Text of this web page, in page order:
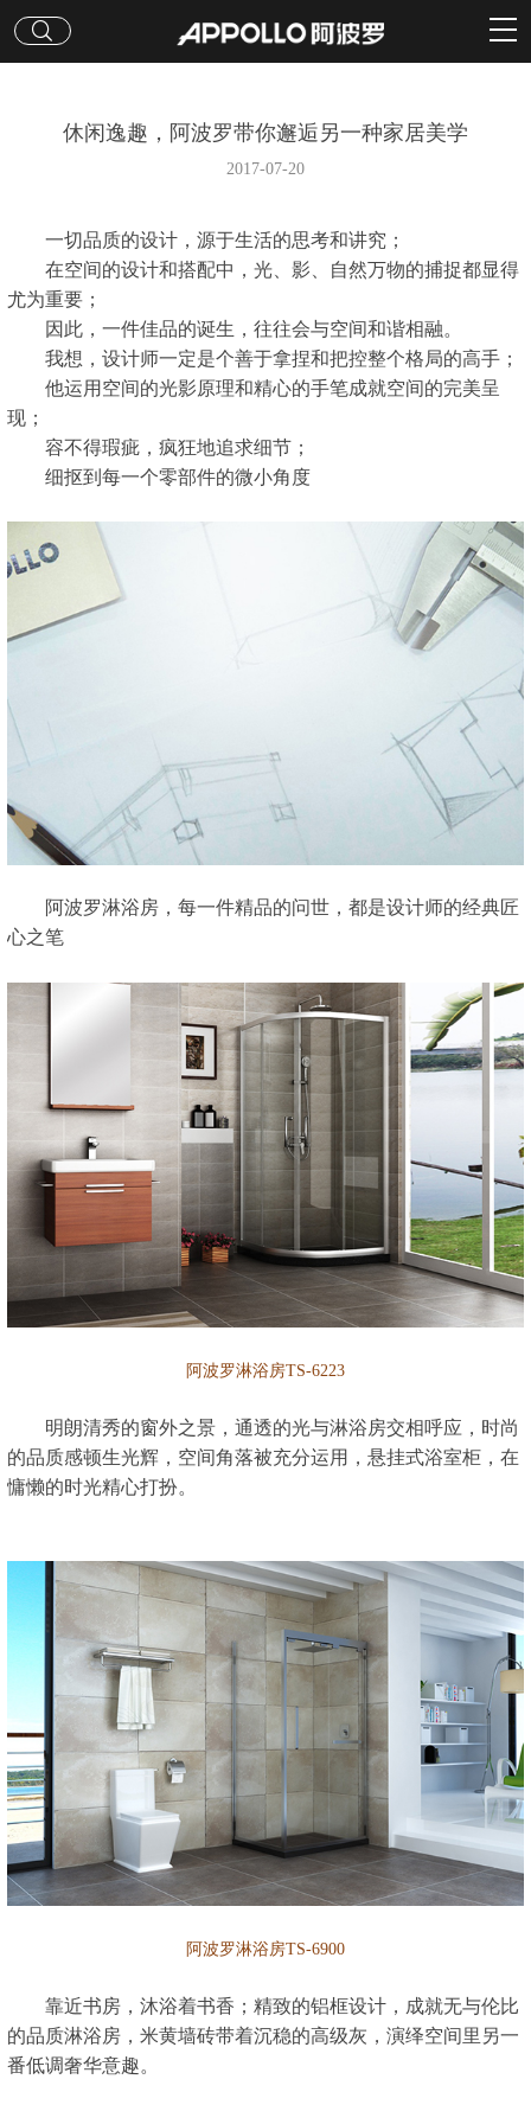
休闲逸趣，阿波罗带你邂逅另一种家居美学
2017-07-20
一切品质的设计，源于生活的思考和讲究；
在空间的设计和搭配中，光、影、自然万物的捕捉都显得
尤为重要；
因此，一件佳品的诞生，往往会与空间和谐相融。
我想，设计师一定是个善于拿捏和把控整个格局的高手；
他运用空间的光影原理和精心的手笔成就空间的完美呈
现；
容不得瑕疵，疯狂地追求细节；
细抠到每一个零部件的微小角度
阿波罗淋浴房，每一件精品的问世，都是设计师的经典匠
心之笔
阿波罗淋浴房TS-6223
明朗清秀的窗外之景，通透的光与淋浴房交相呼应，时尚
的品质感顿生光辉，空间角落被充分运用，悬挂式浴室柜，在
慵懒的时光精心打扮。
阿波罗淋浴房TS-6900
靠近书房，沐浴着书香；精致的铝框设计，成就无与伦比
的品质淋浴房，米黄墙砖带着沉稳的高级灰，演绎空间里另一
番低调奢华意趣。